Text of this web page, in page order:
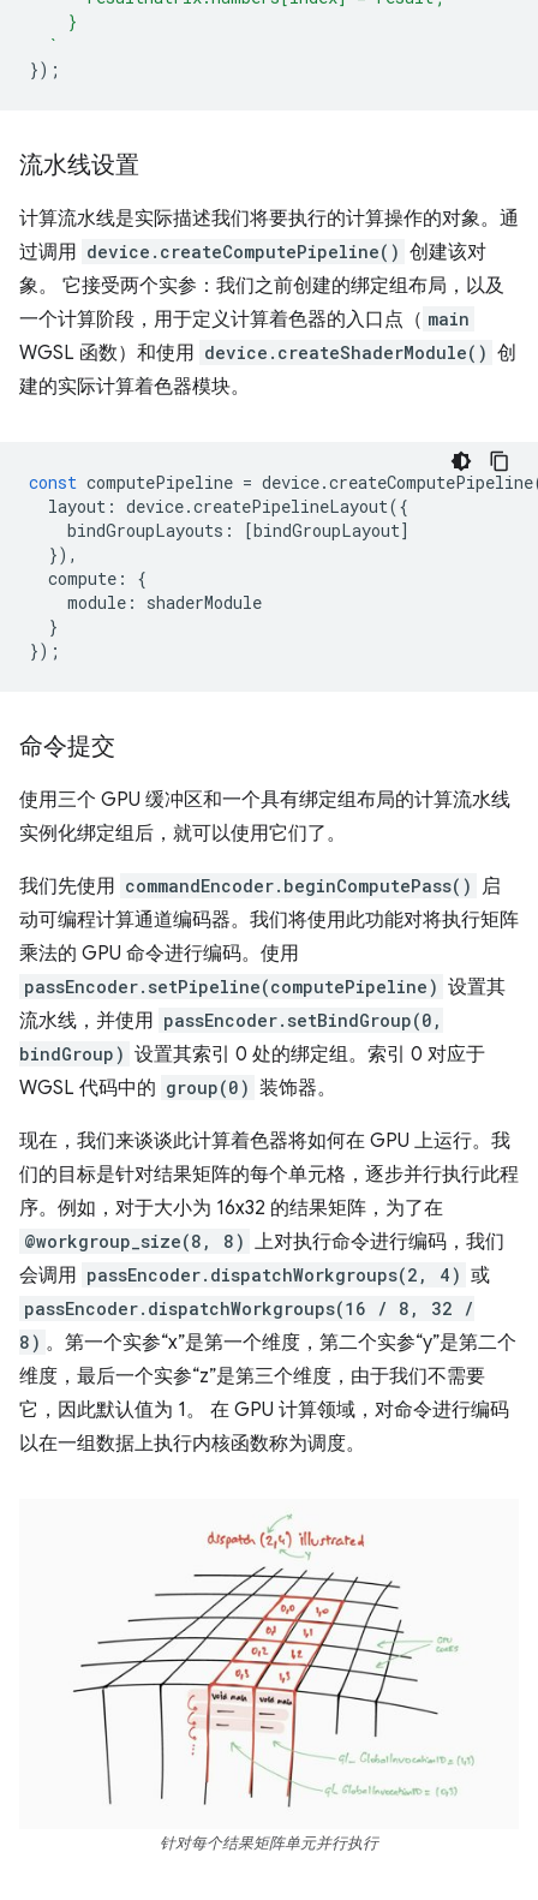
    }
  `
});
流水线设置
计算流水线是实际描述我们将要执行的计算操作的对象。通
过调用 device.createComputePipeline() 创建该对
象。 它接受两个实参：我们之前创建的绑定组布局，以及
一个计算阶段，用于定义计算着色器的入口点（ main
WGSL 函数）和使用 device.createShaderModule() 创
建的实际计算着色器模块。
const computePipeline = device.createComputePipeline
layout : device.createPipelineLayout({
bindGroupLayouts : [bindGroupLayout]
}),
compute :
{
module :
shaderModule
}
});
命令提交
使用三个 GPU 缓冲区和一个具有绑定组布局的计算流水线
实例化绑定组后，就可以使用它们了。
我们先使用 commandEncoder.beginComputePass()
启
动可编程计算通道编码器。我们将使用此功能对将执行矩阵
乘法的 GPU 命令进行编码。使用
passEncoder.setPipeline(computePipeline) 设置其
流水线，并使用 passEncoder.setBindGroup(0,
bindGroup) 设置其索引 0 处的绑定组。索引 0 对应于
WGSL 代码中的 group(0) 装饰器。
现在，我们来谈谈此计算着色器将如何在 GPU 上运行。我
们的目标是针对结果矩阵的每个单元格，逐步并行执行此程
序。例如，对于大小为 16x32 的结果矩阵，为了在
@workgroup_size(8, 8) 上对执行命令进行编码，我们
会调用 passEncoder.dispatchWorkgroups(2, 4) 或
passEncoder.dispatchWorkgroups(16 / 8, 32 /
8) 。第一个实参“x”是第一个维度，第二个实参“y”是第二个
维度，最后一个实参“z”是第三个维度，由于我们不需要
它，因此默认值为 1。 在 GPU 计算领域，对命令进行编码
以在一组数据上执行内核函数称为调度。
针对每个结果矩阵单元并行执行